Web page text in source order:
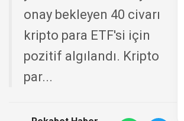
onay bekleyen 40 civarı
kripto para ETF'si için
pozitif algılandı. Kripto
par...